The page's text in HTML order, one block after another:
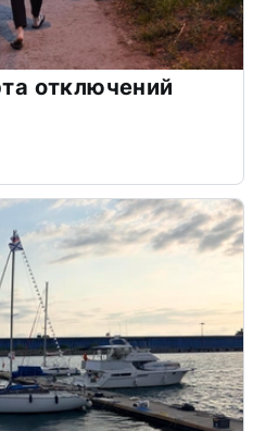
отключений